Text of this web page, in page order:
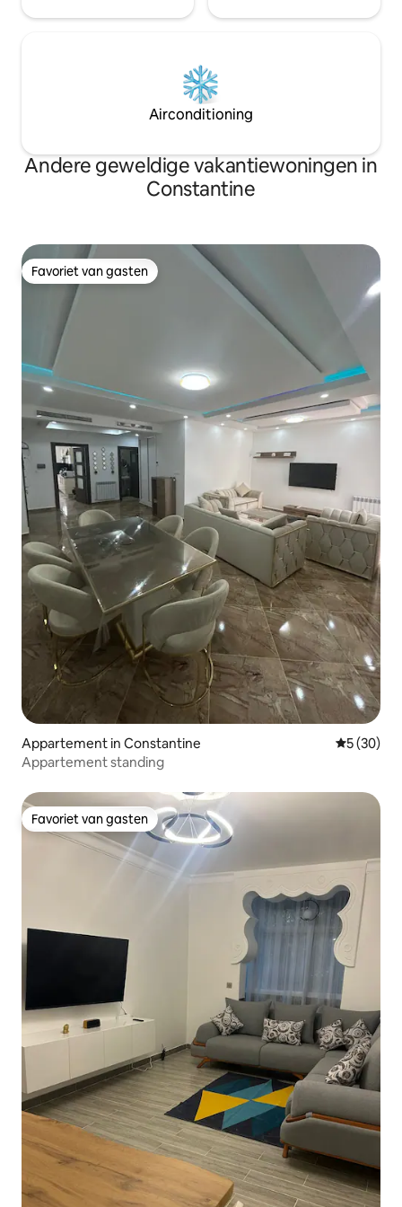
Airconditioning
Andere geweldige vakantiewoningen in
Constantine
Favoriet van gasten
Favoriet van gasten
Appartement in Constantine
5 (30)
Appartement standing
Favoriet van gasten
Favoriet van gasten